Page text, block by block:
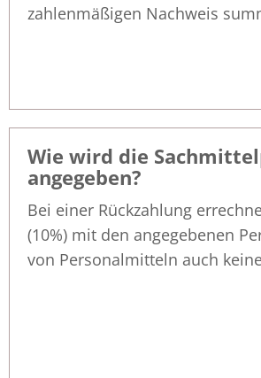
zahlenmäßigen Nachweis
Wie wird die
angegeben?
Bei einer Rückzahlung
(10%) mit den angegebenen
von Personalmitteln auch